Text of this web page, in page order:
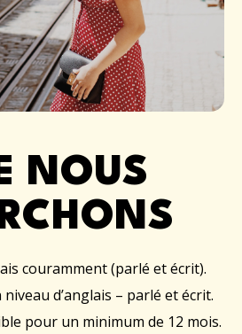
NOUS
couramment (parlé et écrit).
d’anglais – parlé et écrit.
pour un minimum de 12 mois.